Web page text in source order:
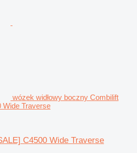
wózek widłowy boczny Combilift
Wide Traverse
C4500 Wide Traverse